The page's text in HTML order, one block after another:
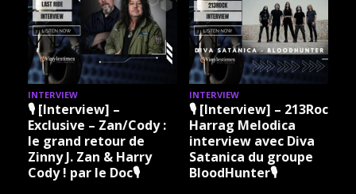
INTERVIEW
🎙 [Interview] –
Exclusive – Zan/Cody :
le grand retour de
Zinny J. Zan & Harry
Cody ! par le Doc🎙
INTERVIEW
🎙 [Interview] – 213Rock
Harrag Melodica
interview avec Diva
Satanica du groupe
BloodHunter🎙